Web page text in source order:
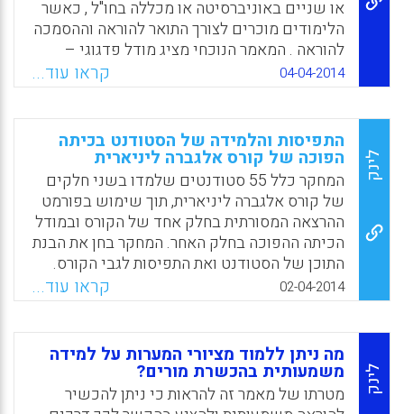
לשינויים במודל העסקי של ההשכלה הגבוהה (
יורם קלמן).
WhatsApp
Facebook
Email
X
או שניים באוניברסיטה או מכללה בחו"ל , כאשר
הלימודים מוכרים לצורך התואר להוראה וההסמכה
להוראה . המאמר הנוכחי מציג מודל פדגוגי –
הדרכתי לבחינת ההצלחה של מתכונת לימודים
חיצונית זו ופיתוח יכולות הסטודנטים כחלק
מהתכנית המשולבת. הכותבים הם מורי מורים
וחוקרים בחינוך מאוניברסיטת Central Michigan
University בארה"ב (Shane Cavanaugh and
Larry Corbet ) .
WhatsApp
Facebook
Email
X
04-04-2014 קראו עוד...
לינק
התפיסות והלמידה של הסטודנט בכיתה
הפוכה של קורס אלגברה ליניארית
המחקר כלל 55 סטודנטים שלמדו בשני חלקים
של קורס אלגברה ליניארית, תוך שימוש בפורמט
ההרצאה המסורתית בחלק אחד של הקורס ובמודל
הכיתה ההפוכה בחלק האחר. המחקר בחן את הבנת
התוכן של הסטודנט ואת התפיסות לגבי הקורס.
נמצא כי הציונים של הסטודנטים שלמדו בכיתה
ההפוכה במבחן המסכם של הקורס עלו באופן
משמעותי יותר בין הבחינות העוקבות בהשוואה
לציונים של הסטודנטים שנכחו בחלק של
ההרצאה המסורתית.התפיסות של הקורס הוצגו על
ידי סקר שנערך בסוף הסמסטר שציין כי
02-04-2014 קראו עוד...
לינק
מה ניתן ללמוד מציורי המערות על למידה
משמעותית בהכשרת מורים?
מטרתו של מאמר זה להראות כי ניתן להכשיר